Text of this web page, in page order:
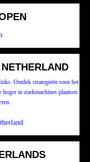
Ontdek strategieën voor het
in zoekmachines plaatsen